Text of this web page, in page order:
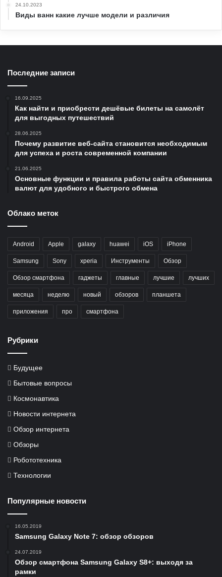
24.10.2023
Виды ванн какие лучше модели и различия
Последние записи
16.09.2025
Как найти и приобрести дешёвые билеты на самолёт
для выгодных путешествий
28.06.2025
Почему развитие веб-сайта становится необходимым
для успеха и роста современной компании
21.06.2025
Основные функции и правила работы сайта обменника
валют для удобного и быстрого обмена
Облако меток
Android Apple galaxy huawei iOS iPhone
Samsung Sony xperia Инструменты Обзор
Обзор смартфона гаджеты главные лучшие лучших
месяца неделю новый обзоров планшета
приложения про смартфона
Рубрики
Будущее
Бытовые вопросы
Космонавтика
Новости интернета
Обзор интернета
Обзоры
Робототехника
Технологии
Популярные новости
16.05.2019
Samsung Galaxy Note 7: обзор обзоров
24.07.2019
Обзор смартфона Samsung Galaxy S8+: выходя за
рамки